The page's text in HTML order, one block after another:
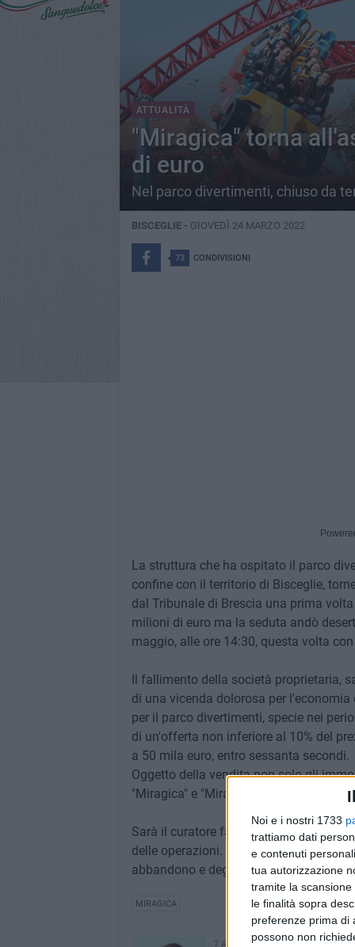
Noi e i nostri 1733
trattiamo dati
e contenuti
tua autorizzazione
tramite la
le finalità sopra
preferenze prima di
possono non
ATTUALITÀ
"Miragica" torna
di euro
Nel parco divertimenti, chiuso da
BISCEGLIE - GIOVEDÌ 24 MARZO 2022
73 CONDIVISIONI
La struttura che ha ospitato il parco
confine con il territorio di Bisceglie,
dal Tribunale di Brescia una prima
milioni di euro ma la seduta andò
maggio, alle ore 14:30, questa volta
Il fallimento della società proprietaria,
di una vicenda dolorosa per
per il parco divertimenti, specie nei
di un'offerta non inferiore al 10% del
a 50 mila euro, entro sessanta secondi.
Oggetto della vendita non solo gli
"Miragica" e "Miragica terra dei giganti".
Sarà il curatore fallimentare, la
delle operazioni. Gli interessati
abbandono e degrado.
MIRAGICA
7 AGOSTO 2026